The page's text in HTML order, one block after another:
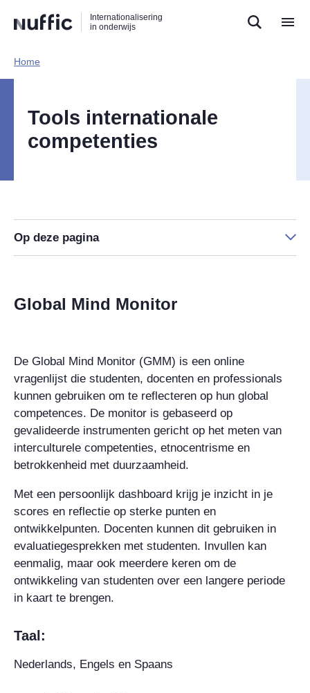
naar
zoekfunctie
naar
hoofdnavigatie
naar
inhoud
Internationalisering
in onderwijs
Hoofdnavigatie
Home​
Tools internationale
competenties
Op deze pagina
Global Mind Monitor
De Global Mind Monitor (GMM) is een online
vragenlijst die studenten, docenten en professionals
kunnen gebruiken om te reflecteren op hun global
competences. De monitor is gebaseerd op
gevalideerde instrumenten gericht op het meten van
interculturele competenties, etnocentrisme en
betrokkenheid met duurzaamheid.
Met een persoonlijk dashboard krijg je inzicht in je
scores en reflectie op sterke punten en
ontwikkelpunten. Docenten kunnen dit gebruiken in
evaluatiegesprekken met studenten. Invullen kan
eenmalig, maar ook meerdere keren om de
ontwikkeling van studenten over een langere periode
in kaart te brengen.
Taal:
Nederlands, Engels en Spaans